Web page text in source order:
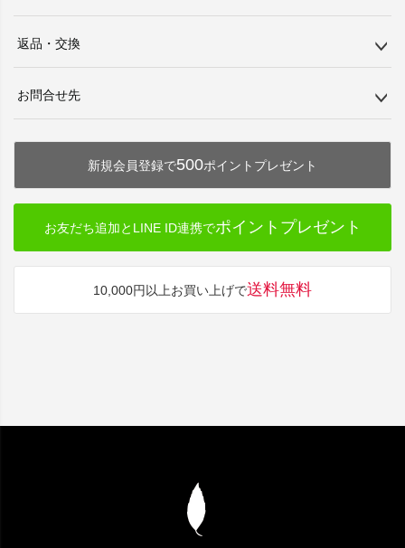
返品・交換
お問合せ先
新規会員登録で500ポイントプレゼント
お友だち追加とLINE ID連携でポイントプレゼント
10,000円以上お買い上げで送料無料